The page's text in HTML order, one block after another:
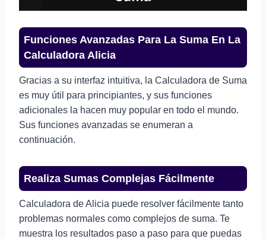
Funciones Avanzadas Para La Suma En La
Calculadora Alicia
Gracias a su interfaz intuitiva, la Calculadora de Suma
es muy útil para principiantes, y sus funciones
adicionales la hacen muy popular en todo el mundo.
Sus funciones avanzadas se enumeran a
continuación.
Realiza Sumas Complejas Fácilmente
Calculadora de Alicia puede resolver fácilmente tanto
problemas normales como complejos de suma. Te
muestra los resultados paso a paso para que puedas